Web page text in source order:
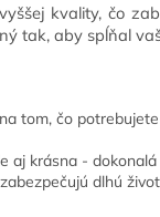
kvality, čo
tak, aby spĺňal
tom, čo
aj krásna -
dlhú